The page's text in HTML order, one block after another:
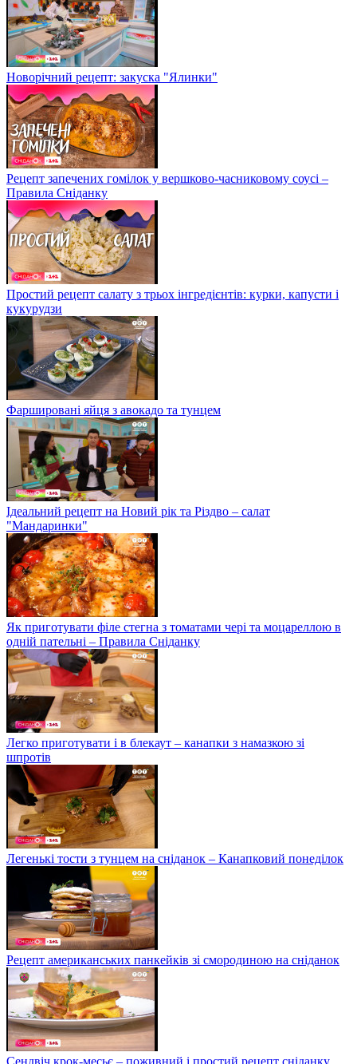
Новорічний рецепт: закуска "Ялинки"
Рецепт запечених гомілок у вершково-часниковому соусі –
Правила Сніданку
Простий рецепт салату з трьох інгредієнтів: курки, капусти і
кукурудзи
Фаршировані яйця з авокадо та тунцем
Ідеальний рецепт на Новий рік та Різдво – салат
"Мандаринки"
Як приготувати філе стегна з томатами чері та моцареллою в
одній пательні – Правила Сніданку
Легко приготувати і в блекаут – канапки з намазкою зі
шпротів
Легенькі тости з тунцем на сніданок – Канапковий понеділок
Рецепт американських панкейків зі смородиною на сніданок
Сендвіч крок-месьє – поживний і простий рецепт сніданку